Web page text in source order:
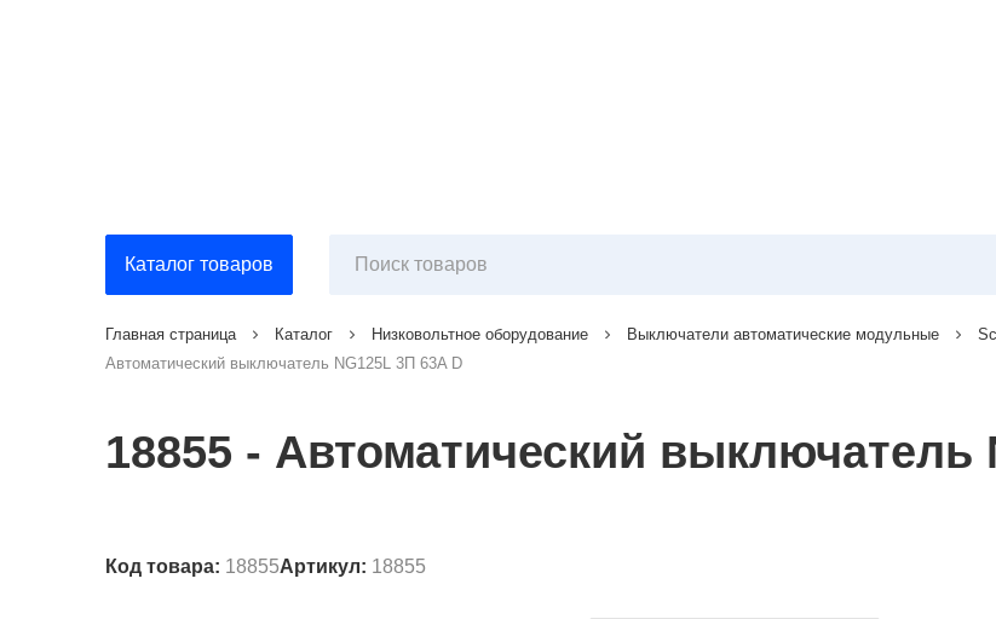
Каталог товаров
Главная страница Каталог Низковольтное оборудование Выключатели автоматические модульные
Автоматический выключатель NG125L 3П 63A D
18855 - Автоматический выключатель
Код товара: 18855Артикул: 18855